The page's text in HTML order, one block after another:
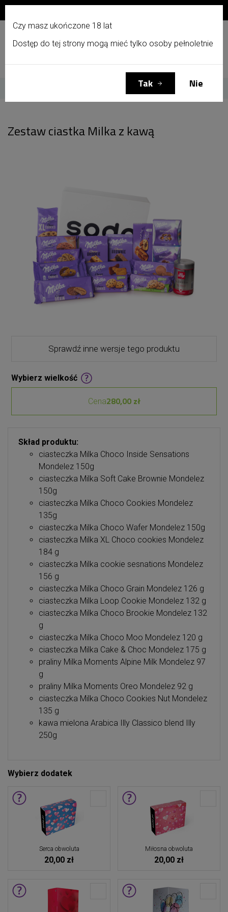
Menu Zaloguj się Koszyk (0)
Zestaw ciastka Milka z kawą
Sprawdź inne wersje tego produktu
Wybierz wielkość
Cena280,00 zł
Skład produktu:
ciasteczka Milka Choco Inside Sensations
Mondelez 150g
ciasteczka Milka Soft Cake Brownie Mondelez
150g
ciasteczka Milka Choco Cookies Mondelez
135g
ciasteczka Milka Choco Wafer Mondelez 150g
ciasteczka Milka XL Choco cookies Mondelez
184 g
ciasteczka Milka cookie sesnations Mondelez
156 g
ciasteczka Milka Choco Grain Mondelez 126 g
ciasteczka Milka Loop Cookie Mondelez 132 g
ciasteczka Milka Choco Brookie Mondelez 132
g
ciasteczka Milka Choco Moo Mondelez 120 g
ciasteczka Milka Cake & Choc Mondelez 175 g
praliny Milka Moments Alpine Milk Mondelez 97
g
praliny Milka Moments Oreo Mondelez 92 g
ciasteczka Milka Choco Cookies Nut Mondelez
135 g
kawa mielona Arabica Illy Classico blend Illy
250g
Wybierz dodatek
Serca obwoluta
20,00 zł
Miłosna obwoluta
20,00 zł
Czy masz ukończone 18 lat
Dostęp do tej strony mogą mieć tylko osoby pełnoletnie
Tak Nie